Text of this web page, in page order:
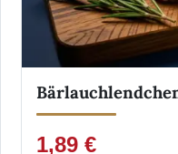
1,89 €